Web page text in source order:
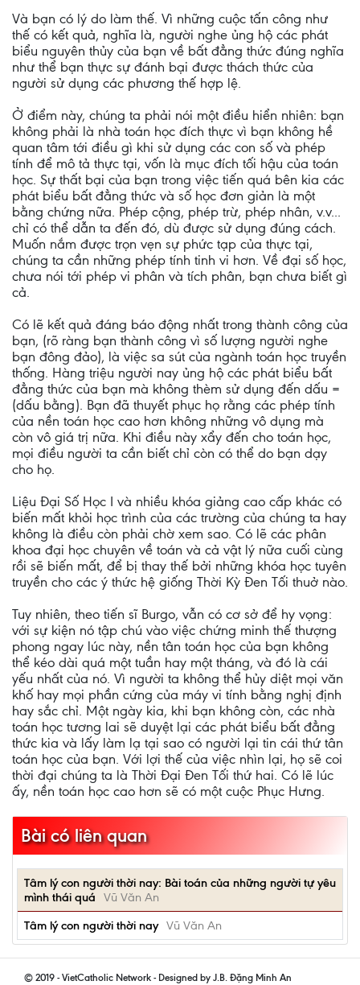
Và bạn có lý do làm thế. Vì những cuộc tấn công như
thế có kết quả, nghĩa là, người nghe ủng hộ các phát
biểu nguyên thủy của bạn về bất đẳng thức đúng nghĩa
như thể bạn thực sự đánh bại được thách thức của
người sử dụng các phương thế hợp lệ.
Ở điểm này, chúng ta phải nói một điều hiển nhiên: bạn
không phải là nhà toán học đích thực vì bạn không hề
quan tâm tới điều gì khi sử dụng các con số và phép
tính để mô tả thực tại, vốn là mục đích tối hậu của toán
học. Sự thất bại của bạn trong việc tiến quá bên kia các
phát biểu bất đẳng thức và số học đơn giản là một
bằng chứng nữa. Phép cộng, phép trừ, phép nhân, v.v...
chỉ có thể dẫn ta đến đó, dù được sử dụng đúng cách.
Muốn nắm được trọn vẹn sự phức tạp của thực tại,
chúng ta cần những phép tính tinh vi hơn. Về đại số học,
chưa nói tới phép vi phân và tích phân, bạn chưa biết gì
cả.
Có lẽ kết quả đáng báo động nhất trong thành công của
bạn, (rõ ràng bạn thành công vì số lượng người nghe
bạn đông đảo), là việc sa sút của ngành toán học truyền
thống. Hàng triệu người nay ủng hộ các phát biểu bất
đẳng thức của bạn mà không thèm sử dụng đến dấu =
(dấu bằng). Bạn đã thuyết phục họ rằng các phép tính
của nền toán học cao hơn không những vô dụng mà
còn vô giá trị nữa. Khi điều này xẩy đến cho toán học,
mọi điều người ta cần biết chỉ còn có thể do bạn dạy
cho họ.
Liệu Đại Số Học I và nhiều khóa giảng cao cấp khác có
biến mất khỏi học trình của các trường của chúng ta hay
không là điều còn phải chờ xem sao. Có lẽ các phân
khoa đại học chuyên về toán và cả vật lý nữa cuối cùng
rồi sẽ biến mất, để bị thay thế bởi những khóa học tuyên
truyền cho các ý thức hệ giống Thời Kỳ Đen Tối thuở nào.
Tuy nhiên, theo tiến sĩ Burgo, vẫn có cơ sở để hy vọng:
với sự kiện nó tập chú vào việc chứng minh thế thượng
phong ngay lúc này, nền tân toán học của bạn không
thể kéo dài quá một tuần hay một tháng, và đó là cái
yếu nhất của nó. Vì người ta không thể hủy diệt mọi văn
khố hay mọi phần cứng của máy vi tính bằng nghị định
hay sắc chỉ. Một ngày kia, khi bạn không còn, các nhà
toán học tương lai sẽ duyệt lại các phát biểu bất đẳng
thức kia và lấy làm lạ tại sao có người lại tin cái thứ tân
toán học của bạn. Với lợi thế của việc nhìn lại, họ sẽ coi
thời đại chúng ta là Thời Đại Đen Tối thứ hai. Có lẽ lúc
ấy, nền toán học cao hơn sẽ có một cuộc Phục Hưng.
Bài có liên quan
Tâm lý con người thời nay: Bài toán của những người tự yêu
mình thái quá
Vũ Văn An
Tâm lý con người thời nay Vũ Văn An
© 2019 - VietCatholic Network - Designed by J.B. Đặng Minh An